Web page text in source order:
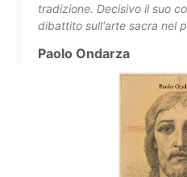
tradizione. Decisivo il suo
dibattito sull'arte sacra nel
Paolo Ondarza